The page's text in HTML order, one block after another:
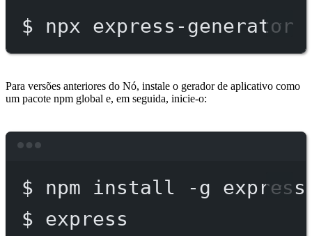
$ npx express-generator
Para versões anteriores do Nó, instale o gerador de aplicativo como
um pacote npm global e, em seguida, inicie-o:
$ npm install -g
$ express